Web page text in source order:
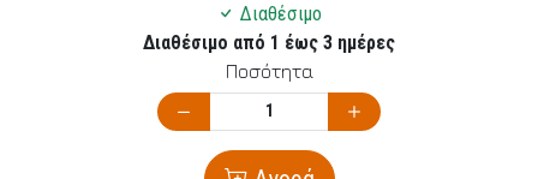
Διαθέσιμο
Διαθέσιμο από 1 έως 3 ημέρες
Ποσότητα